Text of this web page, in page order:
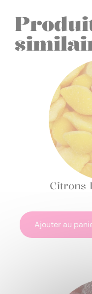
Citrons
Ajouter au